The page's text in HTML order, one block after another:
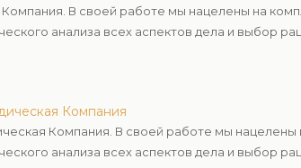
В своей работе мы нацелены на
анализа всех аспектов дела и выбор
Компания
Компания. В своей работе мы
анализа всех аспектов дела и выбор